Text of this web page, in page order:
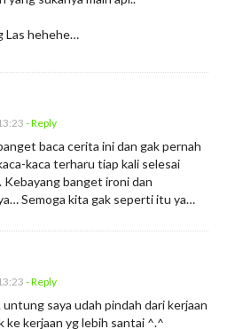
Las hehehe…
- Reply
baca cerita ini dan gak pernah
kaca terharu tiap kali selesai
Kebayang banget ironi dan
Semoga kita gak seperti itu ya…
- Reply
untung saya udah pindah dari kerjaan
ke kerjaan yg lebih santai ^.^